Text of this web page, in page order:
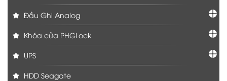
Đầu Ghi Analog
Khóa cửa PHGLock
UPS
HDD Seagate